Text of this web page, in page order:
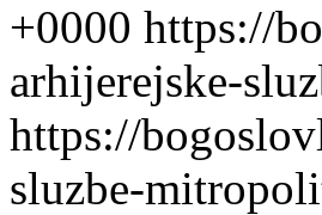
+0000 https://
arhijerejske-
https://
sluzbe-